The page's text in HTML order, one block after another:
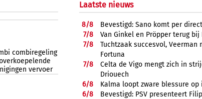
combiregeling
vervoer
Laatste nieuws
8/8
Bevestigd: Sano komt per
7/8
Van Ginkel en Pröpper terug bij
7/8
Tuchtzaak succesvol, Veerman
Fortuna
7/8
Celta de Vigo mengt zich in
Driouech
6/8
Kalma loopt zware blessure op
6/8
Bevestigd: PSV presenteert